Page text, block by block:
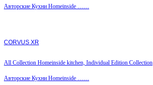
Авторские Кухни Homeinside ……
CORVUS XR
All Collection Homeinside kitchen, Individual Edition Collection
Авторские Кухни Homeinside ……